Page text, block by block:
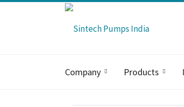
Company Products